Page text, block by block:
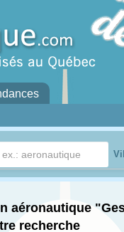
aéronautique
recherche